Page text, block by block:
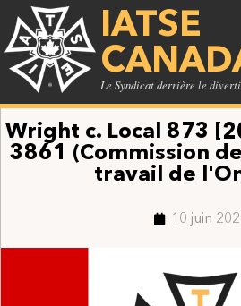
IATSE
Le Syndicat derrière le
Wright c. Local 873
3861 (Commission
travail de
10 juin